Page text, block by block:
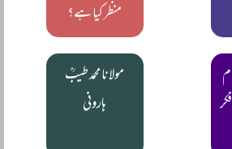
منظر کیا ہے؟
مولانا محمد طیبؒ
ہارونی